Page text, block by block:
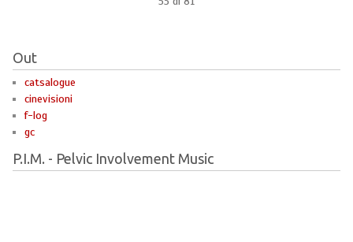
Out
catsalogue
cinevisioni
f-log
gc
P.I.M. - Pelvic Involvement Music